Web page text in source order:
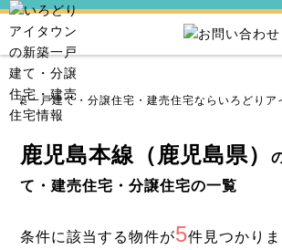
新築一戸建て・分譲住宅・建売住宅ならいろどりア
鹿児島本線（鹿児島県）
て・建売住宅・分譲住宅の一覧
条件に該当する物件が5件見つかりま